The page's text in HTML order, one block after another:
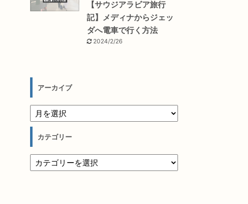
【サウジアラビア旅行
記】メディナからジェッ
ダへ電車で行く方法
2024/2/26
アーカイブ
カテゴリー